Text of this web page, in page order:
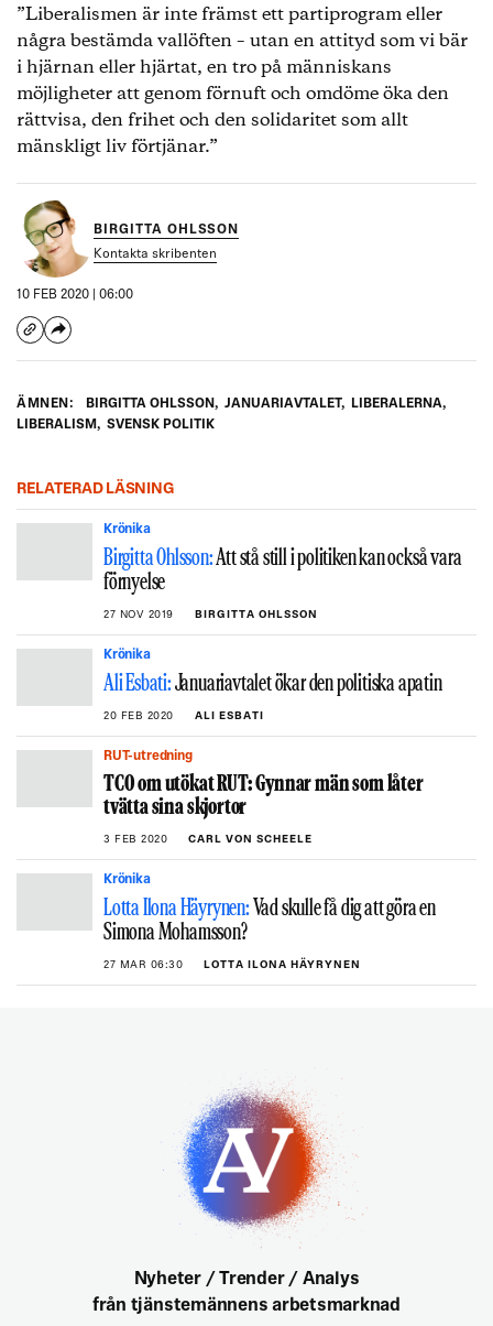
”Liberalismen är inte främst ett partiprogram eller
några bestämda vallöften – utan en attityd som vi bär
i hjärnan eller hjärtat, en tro på människans
möjligheter att genom förnuft och omdöme öka den
rättvisa, den frihet och den solidaritet som allt
mänskligt liv förtjänar.”
BIRGITTA OHLSSON
Kontakta skribenten
10 FEB 2020 | 06:00
ÄMNEN: BIRGITTA OHLSSON, JANUARIAVTALET, LIBERALERNA,
LIBERALISM, SVENSK POLITIK
RELATERAD LÄSNING
Krönika
Birgitta Ohlsson:Att stå still i politiken kan också vara
förnyelse
27 NOV 2019 BIRGITTA OHLSSON
Krönika
Ali Esbati:Januariavtalet ökar den politiska apatin
20 FEB 2020 ALI ESBATI
RUT-utredning
TCO om utökat RUT: Gynnar män som låter
tvätta sina skjortor
3 FEB 2020 CARL VON SCHEELE
Krönika
Lotta Ilona Häyrynen:Vad skulle få dig att göra en
Simona Mohamsson?
27 MAR 06:30 LOTTA ILONA HÄYRYNEN
Nyheter / Trender / Analys
från tjänstemännens arbetsmarknad